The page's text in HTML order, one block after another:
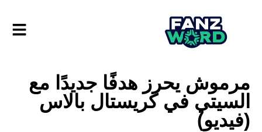
مرموش يحرز هدفًا جديدًا مع
السيتي في كريستال بالاس
(فيديو)